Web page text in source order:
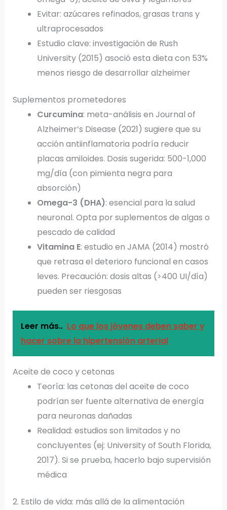
Evitar: azúcares refinados, grasas trans y
ultraprocesados
Estudio clave: investigación de Rush
University (2015) asoció esta dieta con 53%
menos riesgo de desarrollar alzheimer
Suplementos prometedores
Curcumina: meta-análisis en Journal of
Alzheimer’s Disease (2021) sugiere que su
acción antiinflamatoria podría reducir
placas amiloides. Dosis sugerida: 500-1,000
mg/día (con pimienta negra para
absorción)
Omega-3 (DHA): esencial para la salud
neuronal. Opta por suplementos de algas o
pescado de calidad
Vitamina E: estudio en JAMA (2014) mostró
que retrasa el deterioro funcional en casos
leves. Precaución: dosis altas (>400 UI/día)
pueden ser riesgosas
Leer más.. Lo que los jóvenes deben saber y
hacer sobre la hipertensión arterial
Aceite de coco y cetonas
Teoría: las cetonas del aceite de coco
podrían ser fuente alternativa de energía
para neuronas dañadas
Realidad: estudios son limitados y no
concluyentes (ej: University of South Florida,
2017). Si se prueba, hacerlo bajo supervisión
médica
2. Estilo de vida: más allá de la alimentación